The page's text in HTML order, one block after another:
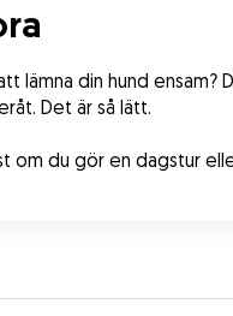
lämna din hund ensam?
Det är så lätt.
om du gör en dagstur